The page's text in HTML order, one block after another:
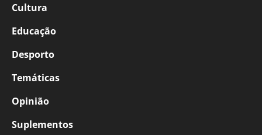
Cultura
Educação
Desporto
Temáticas
Opinião
Suplementos